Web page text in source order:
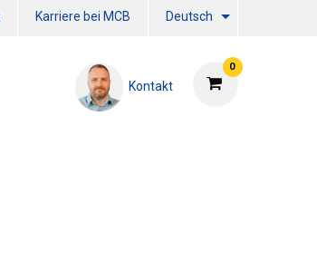
Karriere bei MCB Deutsch
0
Kontakt